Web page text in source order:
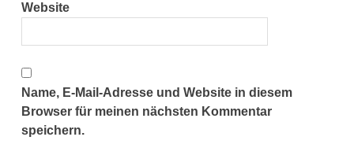
Website
Name, E-Mail-Adresse und Website in diesem
Browser für meinen nächsten Kommentar
speichern.